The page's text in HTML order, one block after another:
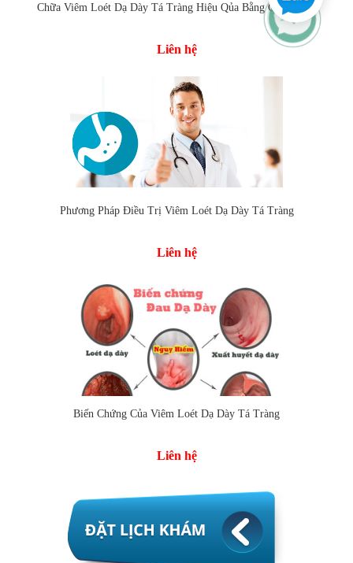
Chữa Viêm Loét Dạ Dày Tá Tràng Hiệu Qủa Bằng Cách Nào?
Liên hệ
Phương Pháp Điều Trị Viêm Loét Dạ Dày Tá Tràng
Liên hệ
Biến Chứng Của Viêm Loét Dạ Dày Tá Tràng
Liên hệ